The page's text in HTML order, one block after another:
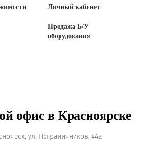
Личный кабинет
Продажа Б/У
оборудования
офис в Красноярске
ул. Пограничников, 44а